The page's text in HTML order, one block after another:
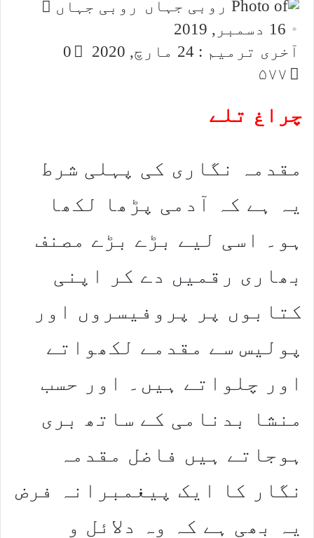
روبی جہاں
16 دسمبر, 2019
آخری ترمیم : 24 مارچ, 2020
0
۵۷۷
چراغ تلے
مقدمہ نگاری کی پہلی شرط
یہ ہے کہ آدمی پڑھا لکھا
ہو۔ اسی لیے بڑے بڑے مصنف
بھاری رقمیں دے کر اپنی
کتابوں پر پروفیسروں اور
پولیس سے مقدمے لکھواتے
اور چلواتے ہیں۔ اور حسب
منشا بدنامی کے ساتھ بری
ہوجاتے ہیں فاضل مقدمہ
نگار کا ایک پیغمبرانہ فرض
یہ بھی ہے کہ وہ دلائل و